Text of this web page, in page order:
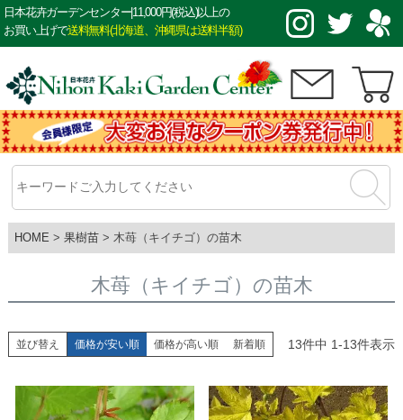
日本花卉ガーデンセンター|11,000円(税込)以上の
お買い上げで送料無料(北海道、沖縄県は送料半額)
HOME 果樹苗 木苺（キイチゴ）の苗木
木苺（キイチゴ）の苗木
並び替え 価格が安い順 価格が高い順 新着順 13件中 1-13件表示